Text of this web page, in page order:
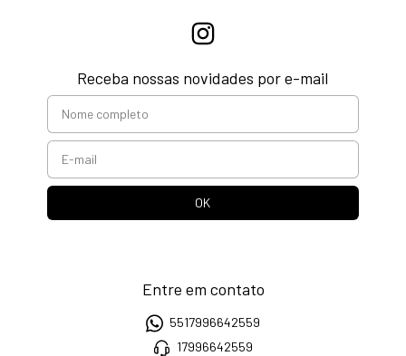
Receba nossas novidades por e-mail
Entre em contato
5517996642559
17996642559